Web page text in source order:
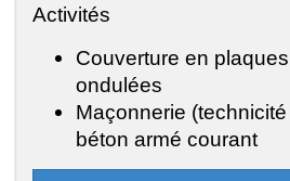
Activités
Couverture en
ondulées
Maçonnerie
béton armé courant